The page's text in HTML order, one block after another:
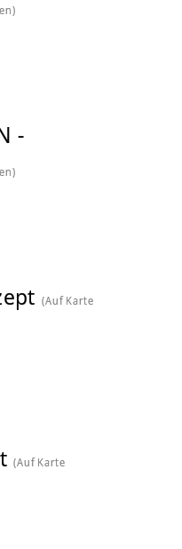
-
(Auf Karte
(Auf Karte